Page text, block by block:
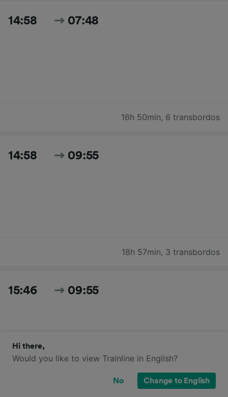
14:58 07:48
16h 50min, 6 transbordos
14:58 09:55
18h 57min, 3 transbordos
15:46 09:55
18h 9min,4 transbordos
Hi there,
Would you like to view Trainline in English?
No Change to English